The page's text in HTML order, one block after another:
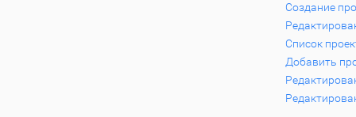
Создание
Список
Добавить